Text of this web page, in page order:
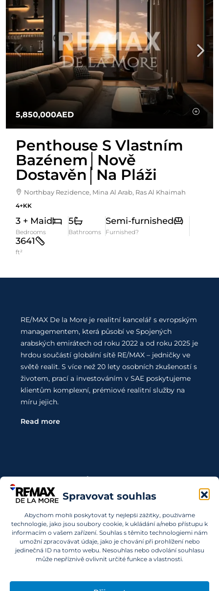
Spravovat souhlas
Abychom mohli poskytovat ty nejlepší zážitky, používáme
technologie, jako jsou soubory cookie, k ukládání a/nebo přístupu k
informacím o vašem zařízení. Souhlas s těmito technologiemi nám
umožní zpracovávat údaje, jako je chování při prohlížení nebo
jedinečná ID na tomto webu. Nesouhlas nebo odvolání souhlasu
může nepříznivě ovlivnit určité funkce a vlastnosti.
5,850,000AED
Penthouse S Vlastním
Bazénem│Nově
Dostavěn│Na Pláži
Northbay Rezidence, Mina Al Arab, Ras Al Khaimah
4+KK
3 + Maid
Bedrooms
5
Bathrooms
Semi-furnished
Furnished?
3641
ft²
RE/MAX De la More je realitní kancelář s evropským
managementem, která působí ve Spojených
arabských emirátech od roku 2022 a od roku 2025 je
hrdou součástí globální sítě RE/MAX – jedničky ve
světě realit. S více než 20 lety osobních zkušeností s
životem, prací a investováním v SAE poskytujeme
klientům komplexní, prémiové realitní služby na
míru jejich.
Read more
Kontaktujte Nás
kde začít? Obraťte se na nás.
info@remaxdelamore.com
© 2025 RE/MAX De La More. Všechna práva vyhrazena.